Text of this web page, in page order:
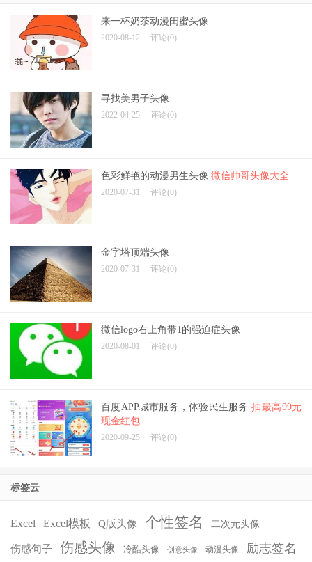
来一杯奶茶动漫闺蜜头像
2020-08-12 评论(0)
寻找美男子头像
2022-04-25 评论(0)
色彩鲜艳的动漫男生头像 微信帅哥头像大全
2020-07-31 评论(0)
金字塔顶端头像
2020-07-31 评论(0)
微信logo右上角带1的强迫症头像
2020-08-01 评论(0)
百度APP城市服务，体验民生服务 抽最高99元
现金红包
2020-09-25 评论(0)
标签云
Excel Excel模板 Q版头像 个性签名 二次元头像
伤感句子 伤感头像 冷酷头像 创意头像 动漫头像 励志签名